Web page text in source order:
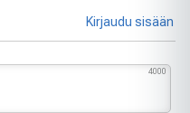
Kirjaudu sisään
4000